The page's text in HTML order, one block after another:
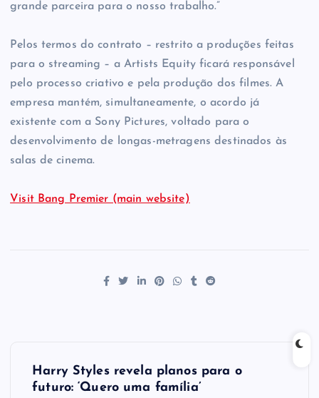
grande parceira para o nosso trabalho.”
Pelos termos do contrato – restrito a produções feitas
para o streaming – a Artists Equity ficará responsável
pelo processo criativo e pela produção dos filmes. A
empresa mantém, simultaneamente, o acordo já
existente com a Sony Pictures, voltado para o
desenvolvimento de longas-metragens destinados às
salas de cinema.
Visit Bang Premier (main website)
Harry Styles revela planos para o
futuro: ‘Quero uma família’